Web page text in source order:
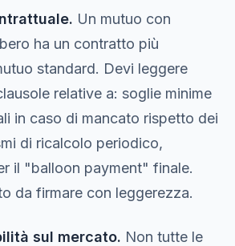
Un mutuo con
ha un contratto più
standard. Devi leggere
relative a: soglie minime
in caso di mancato rispetto dei
di ricalcolo periodico,
il "balloon payment" finale.
da firmare con leggerezza.
sul mercato. Non tutte le